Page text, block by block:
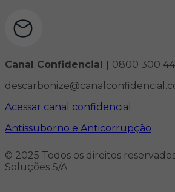
Canal Confidencial | 0800 300
Acessar canal confidencial
Antissuborno e Anticorrupção
© 2025 Todos os direitos
Soluções S/A